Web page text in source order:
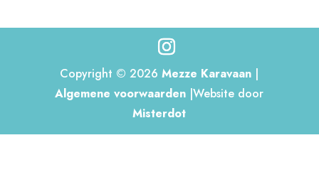
Copyright © 2026Mezze Karavaan |
Algemene voorwaarden |Website door
Misterdot